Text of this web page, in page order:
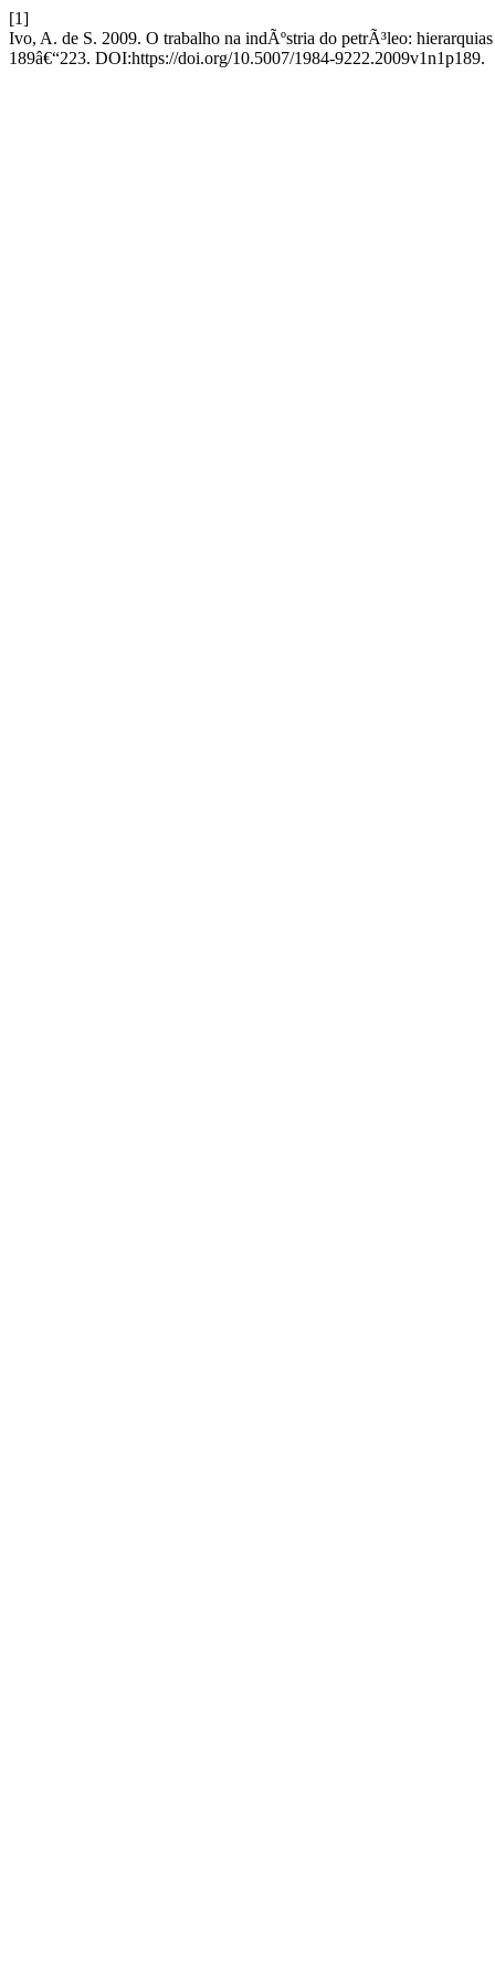
[1]
Ivo, A. de S. 2009. O trabalho na indÃºstria do petrÃ³leo:
189â€“223. DOI:https://doi.org/10.5007/1984-9222.2009v1n1p189.